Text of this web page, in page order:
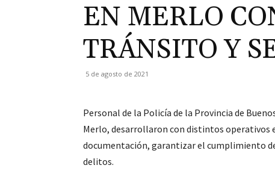
EN MERLO
TRÁNSITO Y
5 de agosto de 2021
Personal de la Policía de la Provincia de
Merlo, desarrollaron con distintos
documentación, garantizar el cumplimiento
delitos.